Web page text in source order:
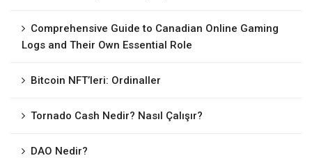
Comprehensive Guide to Canadian Online Gaming
Logs and Their Own Essential Role
Bitcoin NFT’leri: Ordinaller
Tornado Cash Nedir? Nasıl Çalışır?
DAO Nedir?